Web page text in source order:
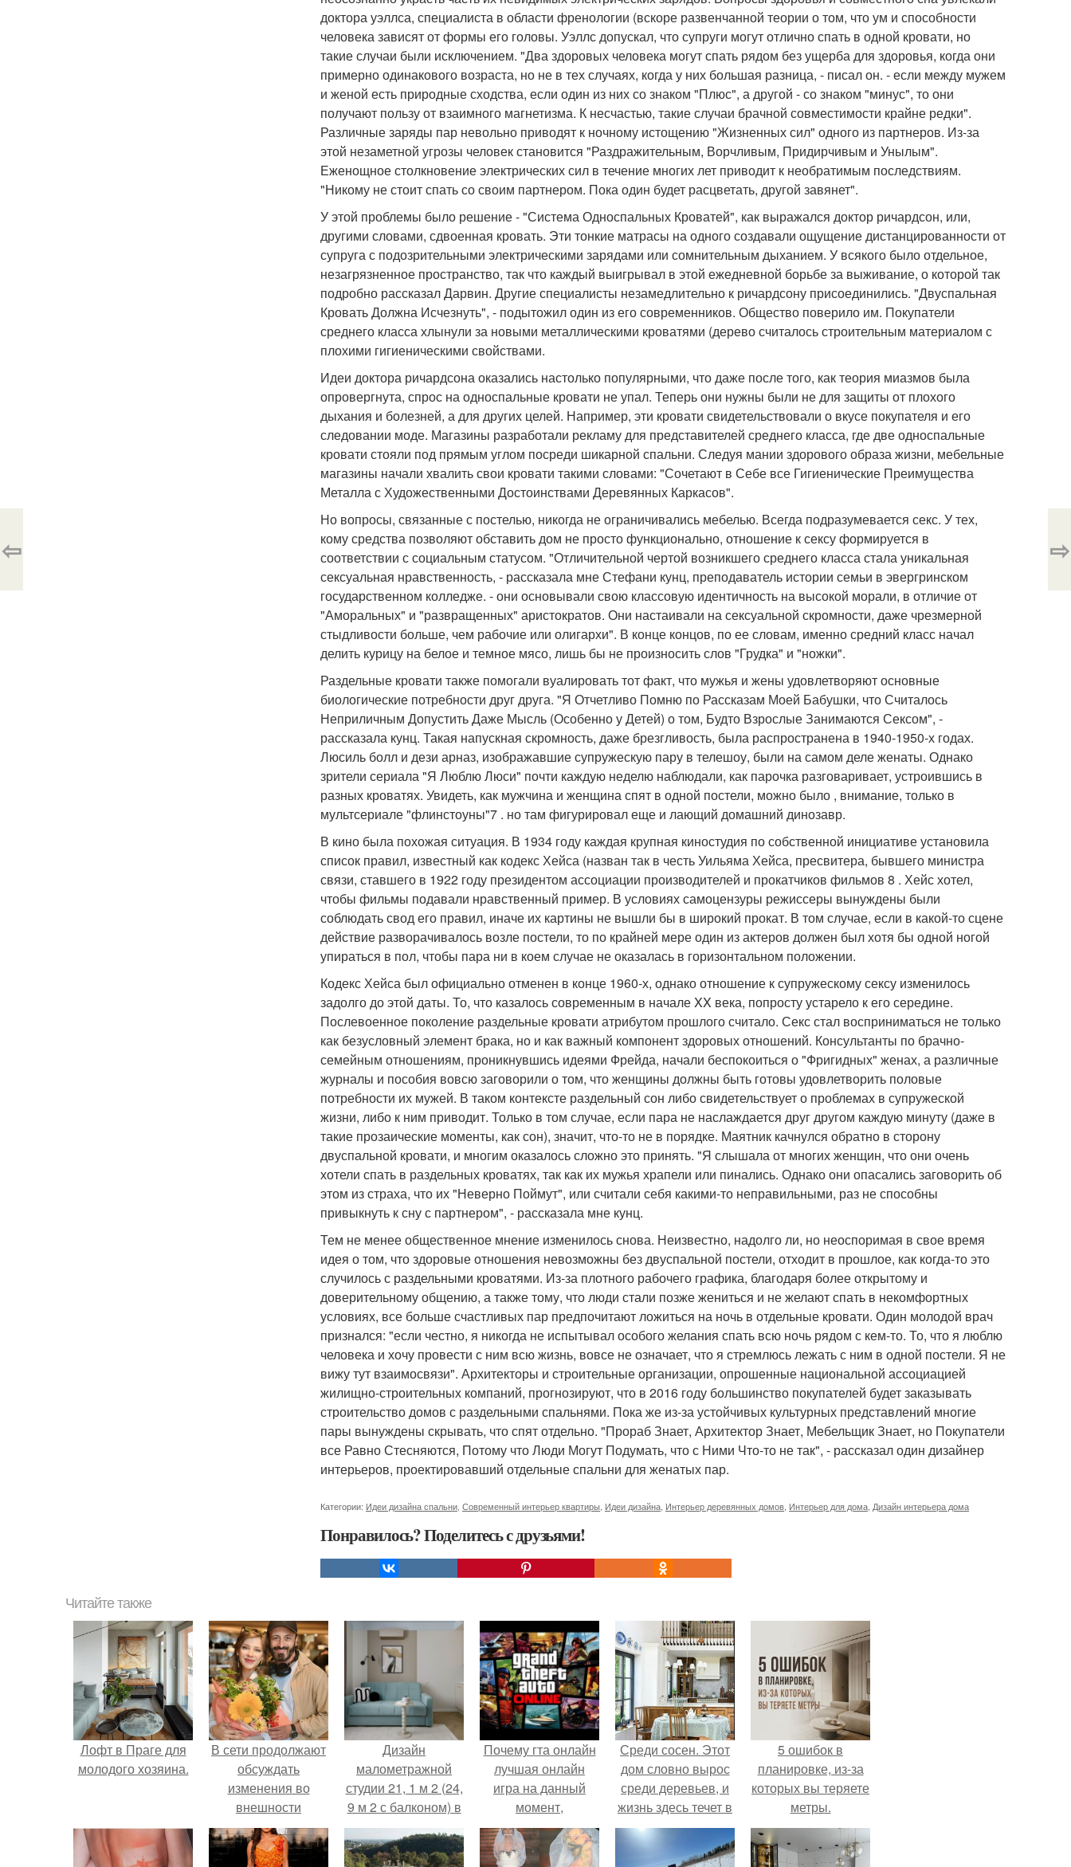
доктора уэллса, специалиста в области френологии (вскоре развенчанной теории о том, что ум и способности
человека зависят от формы его головы. Уэллс допускал, что супруги могут отлично спать в одной кровати, но
такие случаи были исключением. "Два здоровых человека могут спать рядом без ущерба для здоровья, когда они
примерно одинакового возраста, но не в тех случаях, когда у них большая разница, - писал он. - если между мужем
и женой есть природные сходства, если один из них со знаком "Плюс", а другой - со знаком "минус", то они
получают пользу от взаимного магнетизма. К несчастью, такие случаи брачной совместимости крайне редки".
Различные заряды пар невольно приводят к ночному истощению "Жизненных сил" одного из партнеров. Из-за
этой незаметной угрозы человек становится "Раздражительным, Ворчливым, Придирчивым и Унылым".
Еженощное столкновение электрических сил в течение многих лет приводит к необратимым последствиям.
"Никому не стоит спать со своим партнером. Пока один будет расцветать, другой завянет".
У этой проблемы было решение - "Система Односпальных Кроватей", как выражался доктор ричардсон, или,
другими словами, сдвоенная кровать. Эти тонкие матрасы на одного создавали ощущение дистанцированности от
супруга с подозрительными электрическими зарядами или сомнительным дыханием. У всякого было отдельное,
незагрязненное пространство, так что каждый выигрывал в этой ежедневной борьбе за выживание, о которой так
подробно рассказал Дарвин. Другие специалисты незамедлительно к ричардсону присоединились. "Двуспальная
Кровать Должна Исчезнуть", - подытожил один из его современников. Общество поверило им. Покупатели
среднего класса хлынули за новыми металлическими кроватями (дерево считалось строительным материалом с
плохими гигиеническими свойствами.
Идеи доктора ричардсона оказались настолько популярными, что даже после того, как теория миазмов была
опровергнута, спрос на односпальные кровати не упал. Теперь они нужны были не для защиты от плохого
дыхания и болезней, а для других целей. Например, эти кровати свидетельствовали о вкусе покупателя и его
следовании моде. Магазины разработали рекламу для представителей среднего класса, где две односпальные
кровати стояли под прямым углом посреди шикарной спальни. Следуя мании здорового образа жизни, мебельные
магазины начали хвалить свои кровати такими словами: "Сочетают в Себе все Гигиенические Преимущества
Металла с Художественными Достоинствами Деревянных Каркасов".
Но вопросы, связанные с постелью, никогда не ограничивались мебелью. Всегда подразумевается секс. У тех,
кому средства позволяют обставить дом не просто функционально, отношение к сексу формируется в
соответствии с социальным статусом. "Отличительной чертой возникшего среднего класса стала уникальная
сексуальная нравственность, - рассказала мне Стефани кунц, преподаватель истории семьи в эвергринском
государственном колледже. - они основывали свою классовую идентичность на высокой морали, в отличие от
"Аморальных" и "развращенных" аристократов. Они настаивали на сексуальной скромности, даже чрезмерной
стыдливости больше, чем рабочие или олигархи". В конце концов, по ее словам, именно средний класс начал
делить курицу на белое и темное мясо, лишь бы не произносить слов "Грудка" и "ножки".
Раздельные кровати также помогали вуалировать тот факт, что мужья и жены удовлетворяют основные
биологические потребности друг друга. "Я Отчетливо Помню по Рассказам Моей Бабушки, что Считалось
Неприличным Допустить Даже Мысль (Особенно у Детей) о том, Будто Взрослые Занимаются Сексом", -
рассказала кунц. Такая напускная скромность, даже брезгливость, была распространена в 1940-1950-х годах.
Люсиль болл и дези арназ, изображавшие супружескую пару в телешоу, были на самом деле женаты. Однако
зрители сериала "Я Люблю Люси" почти каждую неделю наблюдали, как парочка разговаривает, устроившись в
разных кроватях. Увидеть, как мужчина и женщина спят в одной постели, можно было , внимание, только в
мультсериале "флинстоуны"7 . но там фигурировал еще и лающий домашний динозавр.
В кино была похожая ситуация. В 1934 году каждая крупная киностудия по собственной инициативе установила
список правил, известный как кодекс Хейса (назван так в честь Уильяма Хейса, пресвитера, бывшего министра
связи, ставшего в 1922 году президентом ассоциации производителей и прокатчиков фильмов 8 . Хейс хотел,
чтобы фильмы подавали нравственный пример. В условиях самоцензуры режиссеры вынуждены были
соблюдать свод его правил, иначе их картины не вышли бы в широкий прокат. В том случае, если в какой-то сцене
действие разворачивалось возле постели, то по крайней мере один из актеров должен был хотя бы одной ногой
упираться в пол, чтобы пара ни в коем случае не оказалась в горизонтальном положении.
Кодекс Хейса был официально отменен в конце 1960-х, однако отношение к супружескому сексу изменилось
задолго до этой даты. То, что казалось современным в начале XX века, попросту устарело к его середине.
Послевоенное поколение раздельные кровати атрибутом прошлого считало. Секс стал восприниматься не только
как безусловный элемент брака, но и как важный компонент здоровых отношений. Консультанты по брачно-
семейным отношениям, проникнувшись идеями Фрейда, начали беспокоиться о "Фригидных" женах, а различные
журналы и пособия вовсю заговорили о том, что женщины должны быть готовы удовлетворить половые
потребности их мужей. В таком контексте раздельный сон либо свидетельствует о проблемах в супружеской
жизни, либо к ним приводит. Только в том случае, если пара не наслаждается друг другом каждую минуту (даже в
такие прозаические моменты, как сон), значит, что-то не в порядке. Маятник качнулся обратно в сторону
двуспальной кровати, и многим оказалось сложно это принять. "Я слышала от многих женщин, что они очень
хотели спать в раздельных кроватях, так как их мужья храпели или пинались. Однако они опасались заговорить об
этом из страха, что их "Неверно Поймут", или считали себя какими-то неправильными, раз не способны
привыкнуть к сну с партнером", - рассказала мне кунц.
Тем не менее общественное мнение изменилось снова. Неизвестно, надолго ли, но неоспоримая в свое время
идея о том, что здоровые отношения невозможны без двуспальной постели, отходит в прошлое, как когда-то это
случилось с раздельными кроватями. Из-за плотного рабочего графика, благодаря более открытому и
доверительному общению, а также тому, что люди стали позже жениться и не желают спать в некомфортных
условиях, все больше счастливых пар предпочитают ложиться на ночь в отдельные кровати. Один молодой врач
признался: "если честно, я никогда не испытывал особого желания спать всю ночь рядом с кем-то. То, что я люблю
человека и хочу провести с ним всю жизнь, вовсе не означает, что я стремлюсь лежать с ним в одной постели. Я не
вижу тут взаимосвязи". Архитекторы и строительные организации, опрошенные национальной ассоциацией
жилищно-строительных компаний, прогнозируют, что в 2016 году большинство покупателей будет заказывать
строительство домов с раздельными спальнями. Пока же из-за устойчивых культурных представлений многие
пары вынуждены скрывать, что спят отдельно. "Прораб Знает, Архитектор Знает, Мебельщик Знает, но Покупатели
все Равно Стесняются, Потому что Люди Могут Подумать, что с Ними Что-то не так", - рассказал один дизайнер
интерьеров, проектировавший отдельные спальни для женатых пар.
Категории: Идеи дизайна спальни Современный интерьер квартиры Идеи дизайна Интерьер деревянных домов Интерьер для дома Дизайн интерьера дома
Понравилось? Поделитесь с друзьями!
⇦ ⇨
Читайте также
Лофт в Праге для
молодого хозяина.
В сети продолжают
обсуждать
изменения во
внешности
актрисы.
Дизайн
малометражной
студии 21, 1 м 2 (24,
9 м 2 с балконом) в
Краснодаре.
Почему гта онлайн
лучшая онлайн
игра на данный
момент,
развернутый
анализ от боярена!
Среди сосен. Этот
дом словно вырос
среди деревьев, и
жизнь здесь течет в
собственном ритме
- спокойно, без
5 ошибок в
планировке, из-за
которых вы теряете
метры.